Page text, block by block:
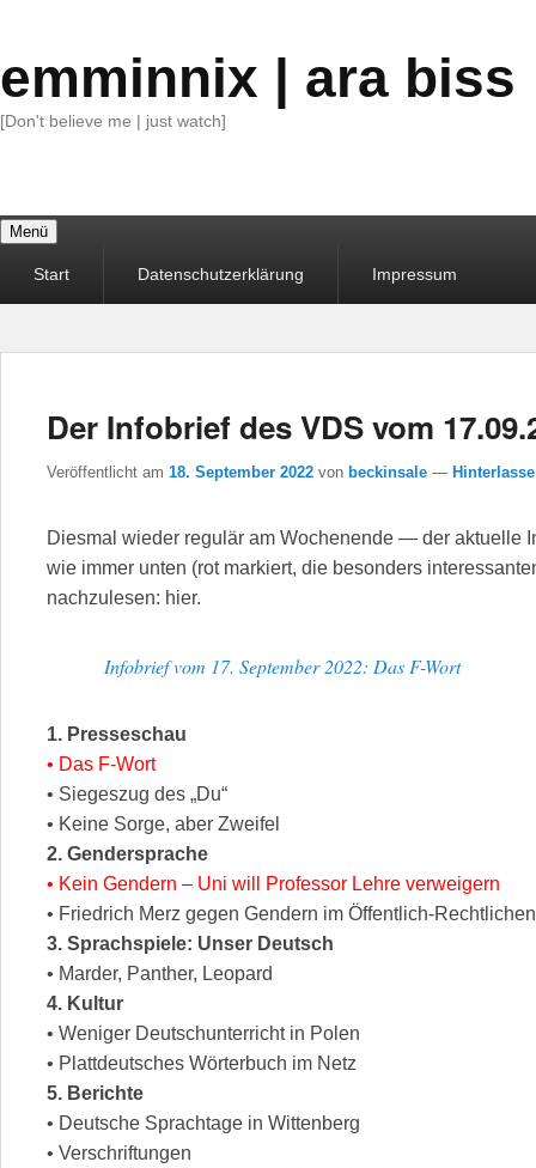
emminnix | ara biss
[Don't believe me | just watch]
Menü
MenüStart Datenschutzerklärung Impressum
Der Infobrief des VDS vom
Veröffentlicht am 18. September 2022 von beckinsale —
Diesmal wieder regulär am Wochenende — der aktuelle
wie immer unten (rot markiert, die besonders
nachzulesen: hier.
Infobrief vom 17. September 2022: Das F-Wort
1. Presseschau
• Das F-Wort
• Siegeszug des „Du“
• Keine Sorge, aber Zweifel
2. Gendersprache
• Kein Gendern – Uni will Professor Lehre verweigern
• Friedrich Merz gegen Gendern im Öffentlich-
3. Sprachspiele: Unser Deutsch
• Marder, Panther, Leopard
4. Kultur
• Weniger Deutschunterricht in Polen
• Plattdeutsches Wörterbuch im Netz
5. Berichte
• Deutsche Sprachtage in Wittenberg
• Verschriftungen